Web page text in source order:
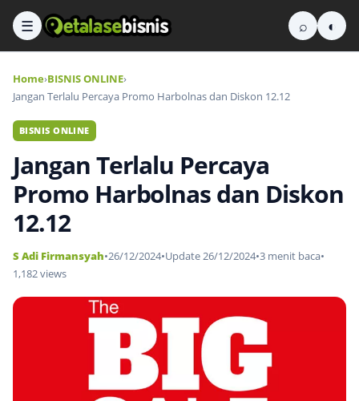
☰ ⌕ ◐
Home›BISNIS ONLINE›
Jangan Terlalu Percaya Promo Harbolnas dan Diskon 12.12
BISNIS ONLINE
Jangan Terlalu Percaya
Promo Harbolnas dan Diskon
12.12
S Adi Firmansyah•26/12/2024•Update 26/12/2024•3 menit baca•
1,182 views